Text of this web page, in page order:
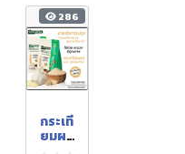
286
กระเที
ยมผง